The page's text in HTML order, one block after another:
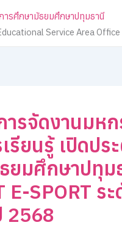
ารศึกษามัธยมศึกษาปทุมธานี
Service Area
ารจัดงานมห
รียนรู้ เปิดป
ยมศึกษาปทุม
E-SPORT
2568